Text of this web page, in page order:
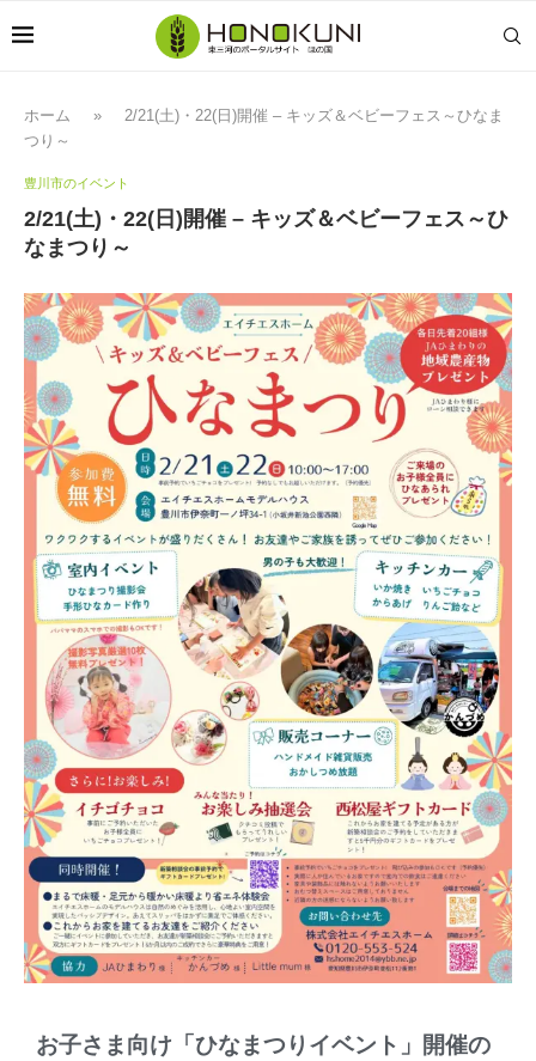
ホーム »
2/21(土)・22(日)開催 – キッズ＆ベビーフェス～ひなま
つり～
豊川市のイベント
2/21(土)・22(日)開催 – キッズ＆ベビーフェス～ひ
なまつり～
お子さま向け「ひなまつりイベント」開催の